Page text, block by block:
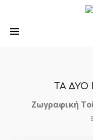
ΤΑ ΔΥΟ
Ζωγραφική